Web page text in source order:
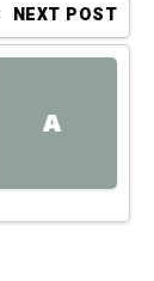
NEXT POST
A